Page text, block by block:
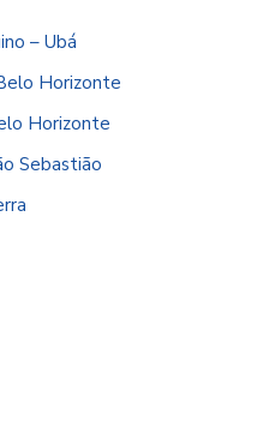
– Ubá
Horizonte
Horizonte
Sebastião